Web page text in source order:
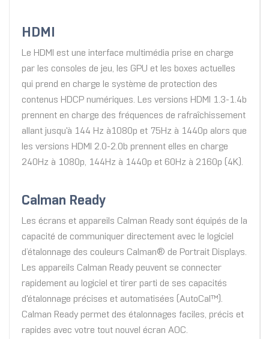
HDMI
Le HDMI est une interface multimédia prise en charge
par les consoles de jeu, les GPU et les boxes actuelles
qui prend en charge le système de protection des
contenus HDCP numériques. Les versions HDMI 1.3-1.4b
prennent en charge des fréquences de rafraîchissement
allant jusqu'à 144 Hz à1080p et 75Hz à 1440p alors que
les versions HDMI 2.0-2.0b prennent elles en charge
240Hz à 1080p, 144Hz à 1440p et 60Hz à 2160p (4K).
Calman Ready
Les écrans et appareils Calman Ready sont équipés de la
capacité de communiquer directement avec le logiciel
d’étalonnage des couleurs Calman® de Portrait Displays.
Les appareils Calman Ready peuvent se connecter
rapidement au logiciel et tirer parti de ses capacités
d'étalonnage précises et automatisées (AutoCal™).
Calman Ready permet des étalonnages faciles, précis et
rapides avec votre tout nouvel écran AOC.